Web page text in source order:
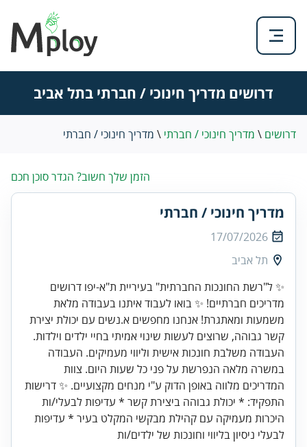
דרושים מדריך חינוכי / חברתי בתל אביב
דרושים \ מדריך חינוכי / חברתי \ מדריך חינוכי / חברתי
הזמן שלך חשוב? הגדר סוכן חכם
מדריך חינוכי / חברתי
17/07/2026
תל אביב
✨ ל"רשת החונכות החברתית" בעיריית ת"א-יפו דרושים
מדריכים חברתיים! ✨ בואו לעבוד איתנו בעבודה מלאת
משמעות ומאתגרת! אנחנו מחפשים א.נשים עם יכולת יצירת
קשר גבוהה, שרוצים לעשות שינוי אמיתי בחיי ילדים וילדות.
העבודה משלבת חונכות אישית וליווי מעמיקים. העבודה
במשרה מלאה הנפרשת על פני כל שעות היום. צוות
המדריכים מלווה באופן הדוק ע"י מנחים מקצועיים. ✨ דרישות
התפקיד: * יכולת גבוהה ביצירת קשר * עדיפות לבעלי/ות
היכרות מעמיקה עם קהילת מבקשי המקלט בעיר * עדיפות
לבעלי ניסיון בליווי וחונכות של ילדים/ות